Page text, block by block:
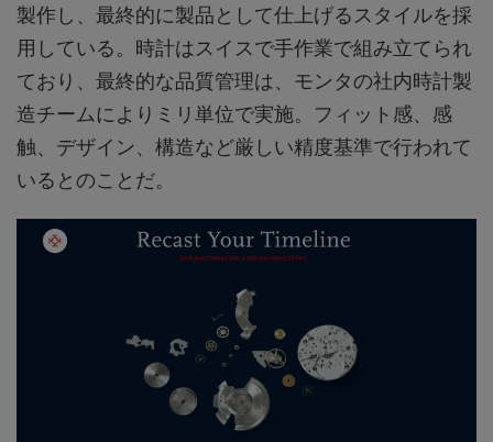
製作し、最終的に製品として仕上げるスタイルを採
用している。時計はスイスで手作業で組み立てられ
ており、最終的な品質管理は、モンタの社内時計製
造チームによりミリ単位で実施。フィット感、感
触、デザイン、構造など厳しい精度基準で行われて
いるとのことだ。